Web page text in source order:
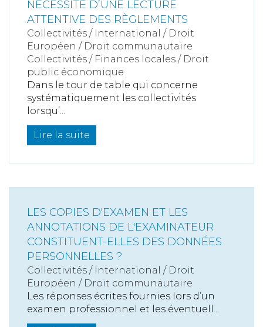
NÉCESSITÉ D’UNE LECTURE
ATTENTIVE DES RÈGLEMENTS
Collectivités / International / Droit
Européen / Droit communautaire
Collectivités / Finances locales / Droit
public économique
Dans le tour de table qui concerne
systématiquement les collectivités
lorsqu’...
Lire la suite
LES COPIES D'EXAMEN ET LES
ANNOTATIONS DE L'EXAMINATEUR
CONSTITUENT-ELLES DES DONNÉES
PERSONNELLES ?
Collectivités / International / Droit
Européen / Droit communautaire
Les réponses écrites fournies lors d’un
examen professionnel et les éventuell...